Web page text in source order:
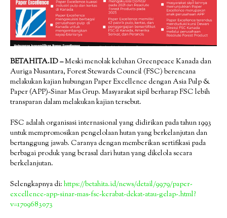
BETAHITA.ID –Meski menolak keluhan Greenpeace Kanada dan
Auriga Nusantara, Forest Stewards Council (FSC) berencana
melakukan kajian hubungan Paper Excellence dengan Asia Pulp &
Paper (APP)-Sinar Mas Grup. Masyarakat sipil berharap FSC lebih
transparan dalam melakukan kajian tersebut.
FSC adalah organisasi internasional yang didirikan pada tahun 1993
untuk mempromosikan pengelolaan hutan yang berkelanjutan dan
bertanggung jawab. Caranya dengan memberikan sertifikasi pada
berbagai produk yang berasal dari hutan yang dikelola secara
berkelanjutan.
Selengkapnya di: https://betahita.id/news/detail/9979/paper-
excellence-app-sinar-mas-fsc-kerabat-dekat-atau-gelap-.html?
v=1709683073